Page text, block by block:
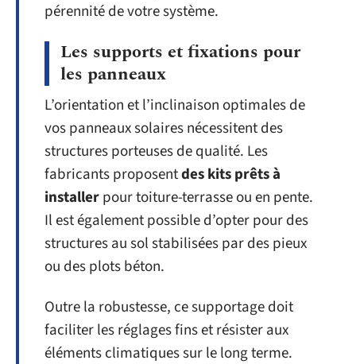
pérennité de votre système.
Les supports et fixations pour
les panneaux
L’orientation et l’inclinaison optimales de
vos panneaux solaires nécessitent des
structures porteuses de qualité. Les
fabricants proposentdes kits prêts à
installerpour toiture-terrasse ou en pente.
Il est également possible d’opter pour des
structures au sol stabilisées par des pieux
ou des plots béton.
Outre la robustesse, ce supportage doit
faciliter les réglages fins et résister aux
éléments climatiques sur le long terme.